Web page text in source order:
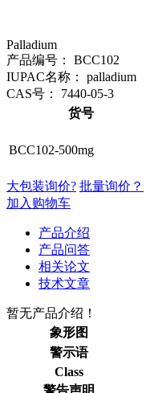
Palladium
产品编号：
BCC102
IUPAC名称： palladium
CAS号：
7440-05-3
货号
BCC102-500mg
大包装询价? 批量询价？
加入购物车
产品介绍
产品问答
相关论文
技术文章
暂无产品介绍！
象形图
警示语
Class